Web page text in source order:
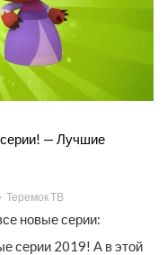
— Лучшие
Теремок ТВ
новые серии:
серии 2019! А в этой